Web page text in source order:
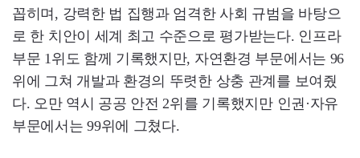
꼽히며, 강력한 법 집행과 엄격한 사회 규범을 바탕으
로 한 치안이 세계 최고 수준으로 평가받는다. 인프라
부문 1위도 함께 기록했지만, 자연환경 부문에서는 96
위에 그쳐 개발과 환경의 뚜렷한 상충 관계를 보여줬
다. 오만 역시 공공 안전 2위를 기록했지만 인권·자유
부문에서는 99위에 그쳤다.